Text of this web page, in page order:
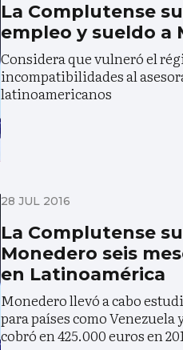
La Complutense
empleo y sueldo a
Considera que vulneró el
incompatibilidades al
latinoamericanos
28 JUL 2016
La Complutense
Monedero seis
en Latinoamérica
Monedero llevó a cabo
para países como Venezuela
cobró en 425.000 euros en